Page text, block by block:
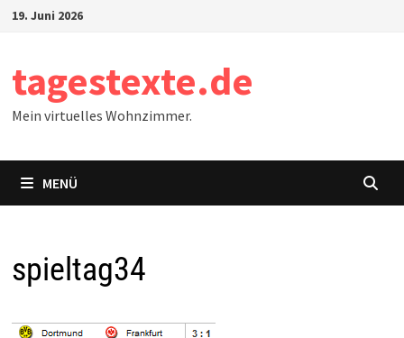
Zum19. Juni 2026
tagestexte.de
Mein virtuelles Wohnzimmer.
MENÜ
spieltag34